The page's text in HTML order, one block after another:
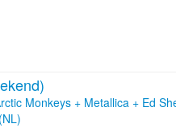
Monkeys + Metallica + Ed